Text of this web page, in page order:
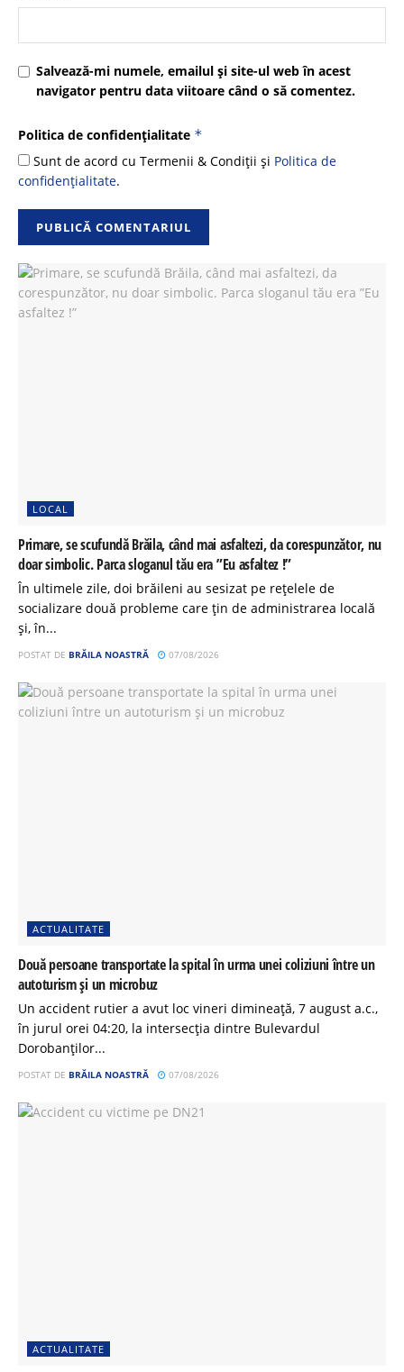
Salvează-mi numele, emailul și site-ul web în acest
navigator pentru data viitoare când o să comentez.
Politica de confidențialitate *
Sunt de acord cu Termenii & Condiții și Politica de
confidențialitate.
LOCAL
Primare, se scufundă Brăila, când mai asfaltezi, da corespunzător, nu
doar simbolic. Parca sloganul tău era ”Eu asfaltez !”
În ultimele zile, doi brăileni au sesizat pe rețelele de
socializare două probleme care țin de administrarea locală
și, în...
POSTAT DE BRĂILA NOASTRĂ 07/08/2026
ACTUALITATE
Două persoane transportate la spital în urma unei coliziuni între un
autoturism și un microbuz
Un accident rutier a avut loc vineri dimineață, 7 august a.c.,
în jurul orei 04:20, la intersecția dintre Bulevardul
Dorobanților...
POSTAT DE BRĂILA NOASTRĂ 07/08/2026
ACTUALITATE